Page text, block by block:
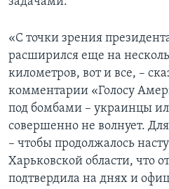
«С точки зрения
расширился еще на
километров, вот и все, –
комментарии «Голосу
под бомбами – украинцы
совершенно не волнует.
– чтобы продолжалось
Харьковской области, что
подтвердила на днях и